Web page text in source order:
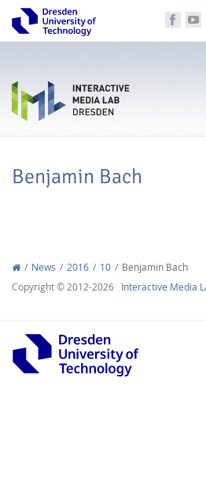
Benjamin Bach
News 2016 10
Benjamin Bach
Copyright © 2012-2026 Interactive Media